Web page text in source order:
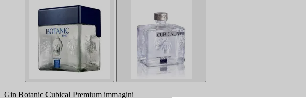
Gin Botanic Cubical Premium immagini